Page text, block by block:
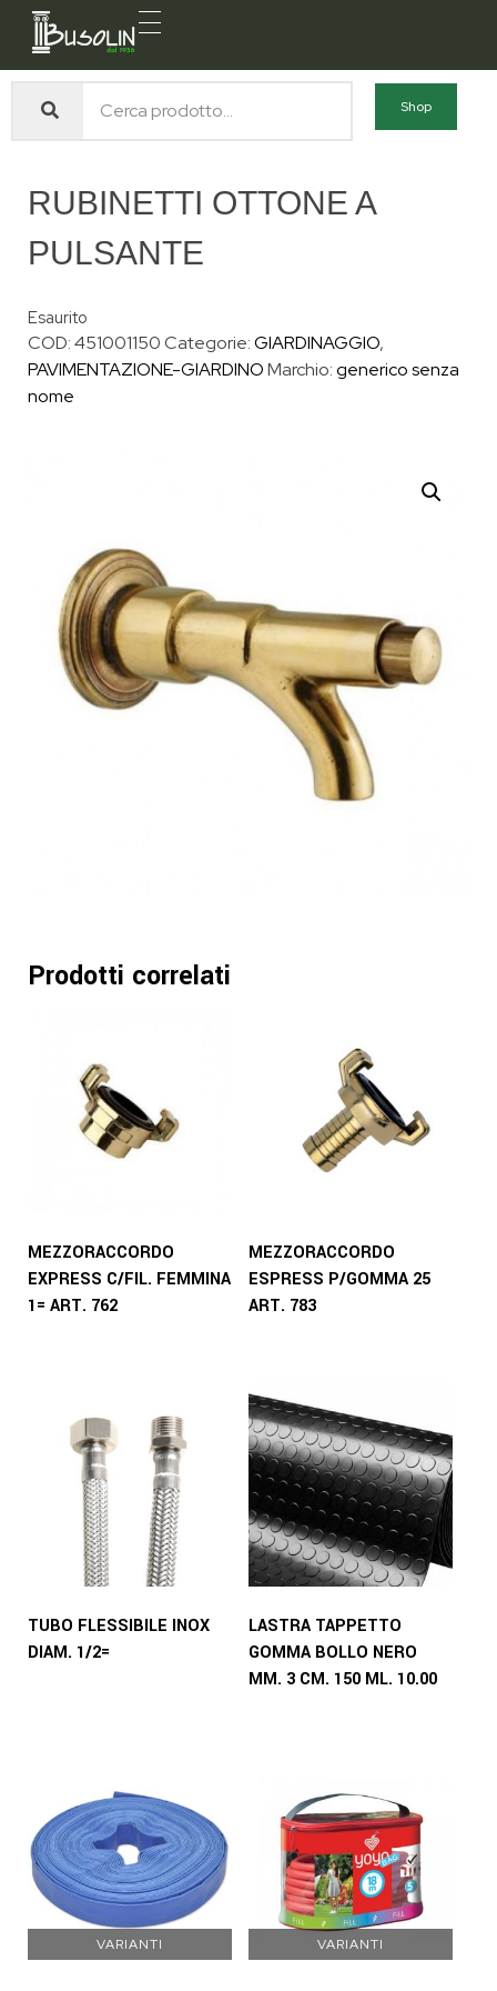
Busolin S.R.L.
Shop
RUBINETTI OTTONE A
PULSANTE
Esaurito
COD:451001150Categorie:GIARDINAGGIO,
PAVIMENTAZIONE-GIARDINOMarchio:generico senza
nome
Prodotti correlati
MEZZORACCORDO
EXPRESS C/FIL. FEMMINA
1= ART. 762
MEZZORACCORDO
ESPRESS P/GOMMA 25
ART. 783
TUBO FLESSIBILE INOX
DIAM. 1/2=
LASTRA TAPPETTO
GOMMA BOLLO NERO
MM. 3 CM. 150 ML. 10.00
VARIANTI VARIANTI